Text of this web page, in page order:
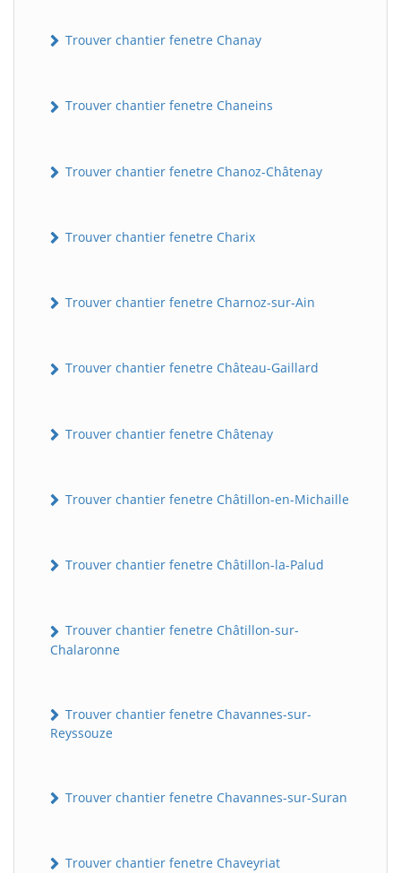
Trouver chantier fenetre Chanay
Trouver chantier fenetre Chaneins
Trouver chantier fenetre Chanoz-Châtenay
Trouver chantier fenetre Charix
Trouver chantier fenetre Charnoz-sur-Ain
Trouver chantier fenetre Château-Gaillard
Trouver chantier fenetre Châtenay
Trouver chantier fenetre Châtillon-en-Michaille
Trouver chantier fenetre Châtillon-la-Palud
Trouver chantier fenetre Châtillon-sur-
Chalaronne
Trouver chantier fenetre Chavannes-sur-
Reyssouze
Trouver chantier fenetre Chavannes-sur-Suran
Trouver chantier fenetre Chaveyriat